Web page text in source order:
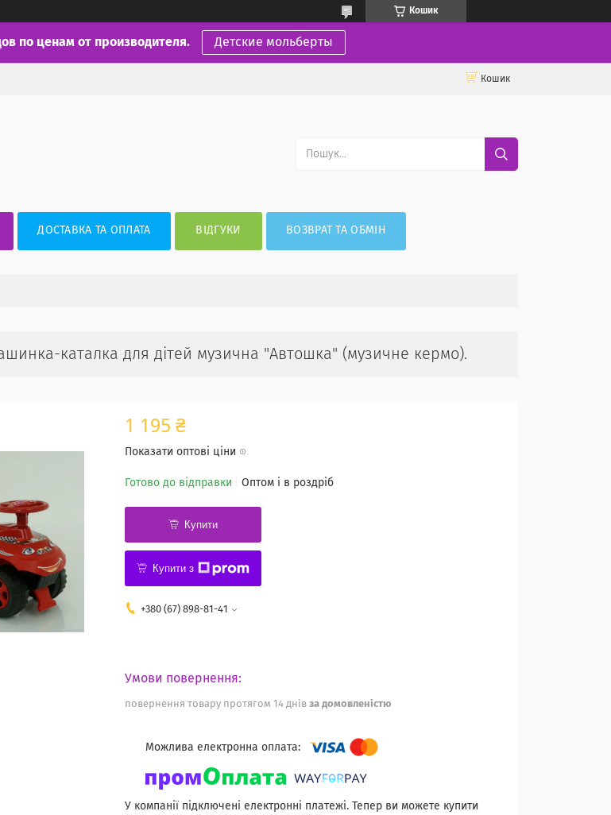
Кошик
по ценам от производителя. Детские мольберты
Кошик
ДОСТАВКА ТА ОПЛАТА ВІДГУКИ ВОЗВРАТ ТА ОБМІН
каталка для дітей музична "Автошка" (музичне кермо).
1 195 ₴
Показати оптові ціни
Готово до відправки Оптом і в роздріб
Купити
Купити з
+380 (67) 898-81-41
повернення товару протягом 14 днів за домовленістю
У компанії підключені електронні платежі. Тепер ви можете купити